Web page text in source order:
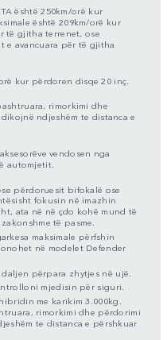
është 250km/orë kur
është 209km/orë kur
të gjitha terrenet, ose
e avancuara për të gjitha
kur përdoren disqe 20 inç.
rimorkimi dhe
ndjeshëm te distanca e
vendosen nga
automjetit.
përdoruesit bifokalë ose
fokusin në imazhin
ata në në çdo kohë mund të
të pasme.
maksimale përfshin
në modelet Defender
përpara zhytjes në ujë.
mjedisin për siguri.
me karikim 3.000kg.
rimorkimi dhe përdorimi
te distanca e përshkuar